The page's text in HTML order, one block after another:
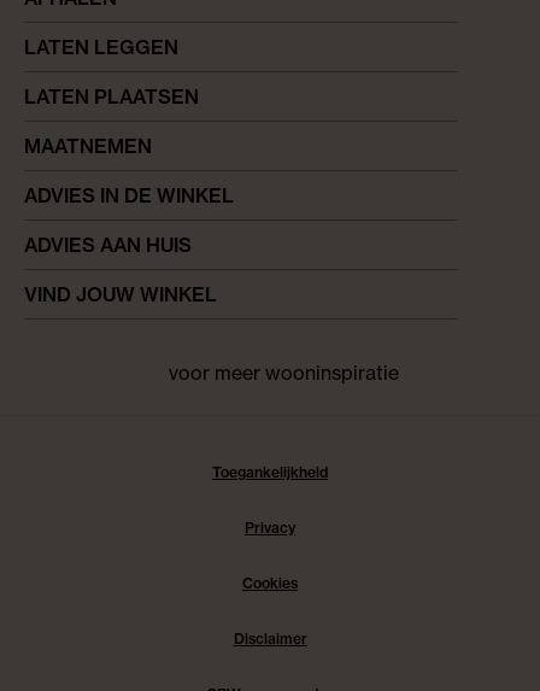
LATEN LEGGEN
LATEN PLAATSEN
MAATNEMEN
ADVIES IN DE WINKEL
ADVIES AAN HUIS
VIND JOUW WINKEL
voor meer wooninspiratie
Toegankelijkheid
Privacy
Cookies
Disclaimer